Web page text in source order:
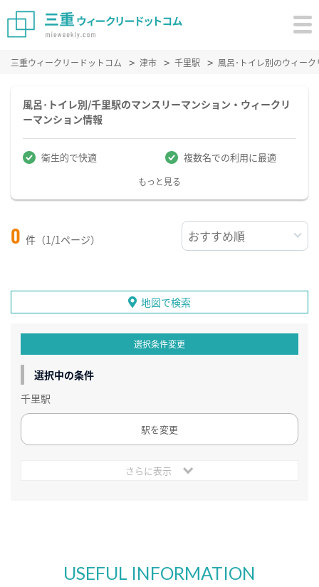
三重ウィークリードットコム 津市 千里駅 風呂･トイレ別のウィー
風呂･トイレ別/千里駅のマンスリーマンション・ウィークリ
ーマンション情報
衛生的で快適 複数名での利用に最適
もっと見る
0 件（1/1ページ）
地図で検索
選択条件変更
選択中の条件
千里駅
駅を変更
さらに表示
USEFUL INFORMATION